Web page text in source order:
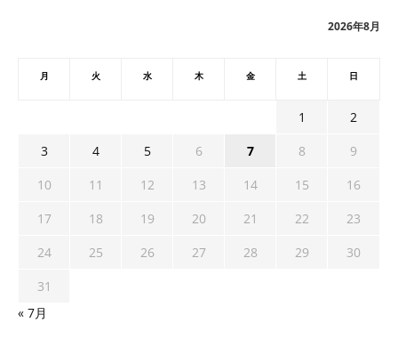
2026年8月
月 火 水 木 金 土 日
1
2
3
4 5 6 7 8
9
10
11 12 13 14 15
16
17
18 19 20 21 22
23
24
25 26 27 28 29
30
31
« 7月